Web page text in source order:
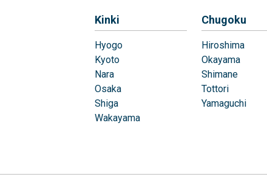
Kinki
Hyogo
Kyoto
Nara
Osaka
Shiga
Wakayama
Chugoku
Hiroshima
Okayama
Shimane
Tottori
Yamaguchi